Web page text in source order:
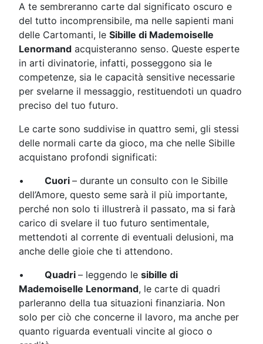
A te sembreranno carte dal significato oscuro e
del tutto incomprensibile, ma nelle sapienti mani
delle Cartomanti, le Sibille di Mademoiselle
Lenormand acquisteranno senso. Queste esperte
in arti divinatorie, infatti, posseggono sia le
competenze, sia le capacità sensitive necessarie
per svelarne il messaggio, restituendoti un quadro
preciso del tuo futuro.
Le carte sono suddivise in quattro semi, gli stessi
delle normali carte da gioco, ma che nelle Sibille
acquistano profondi significati:
•
Cuori – durante un consulto con le Sibille
dell’Amore, questo seme sarà il più importante,
perché non solo ti illustrerà il passato, ma si farà
carico di svelare il tuo futuro sentimentale,
mettendoti al corrente di eventuali delusioni, ma
anche delle gioie che ti attendono.
•
Quadri – leggendo le sibille di
Mademoiselle Lenormand, le carte di quadri
parleranno della tua situazioni finanziaria. Non
solo per ciò che concerne il lavoro, ma anche per
quanto riguarda eventuali vincite al gioco o